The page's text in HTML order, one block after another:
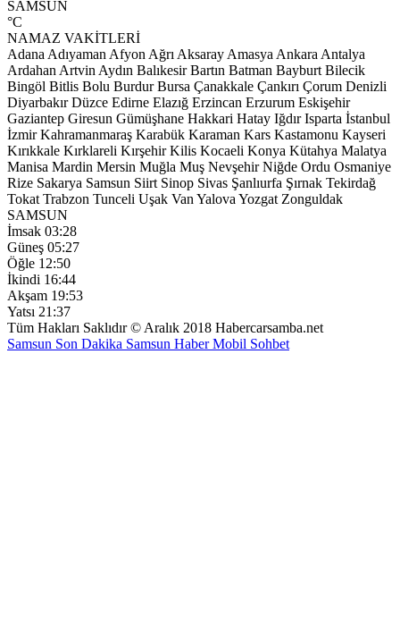
SAMSUN
°C
NAMAZ VAKİTLERİ
Adana Adıyaman Afyon Ağrı Aksaray Amasya Ankara Antalya
Ardahan Artvin Aydın Balıkesir Bartın Batman Bayburt Bilecik
Bingöl Bitlis Bolu Burdur Bursa Çanakkale Çankırı Çorum Denizli
Diyarbakır Düzce Edirne Elazığ Erzincan Erzurum Eskişehir
Gaziantep Giresun Gümüşhane Hakkari Hatay Iğdır Isparta İstanbul
İzmir Kahramanmaraş Karabük Karaman Kars Kastamonu Kayseri
Kırıkkale Kırklareli Kırşehir Kilis Kocaeli Konya Kütahya Malatya
Manisa Mardin Mersin Muğla Muş Nevşehir Niğde Ordu Osmaniye
Rize Sakarya Samsun Siirt Sinop Sivas Şanlıurfa Şırnak Tekirdağ
Tokat Trabzon Tunceli Uşak Van Yalova Yozgat Zonguldak
SAMSUN
İmsak 03:28
Güneş 05:27
Öğle 12:50
İkindi 16:44
Akşam 19:53
Yatsı 21:37
Tüm Hakları Saklıdır © Aralık 2018 Habercarsamba.net
Samsun Son Dakika Samsun HaberMobil Sohbet